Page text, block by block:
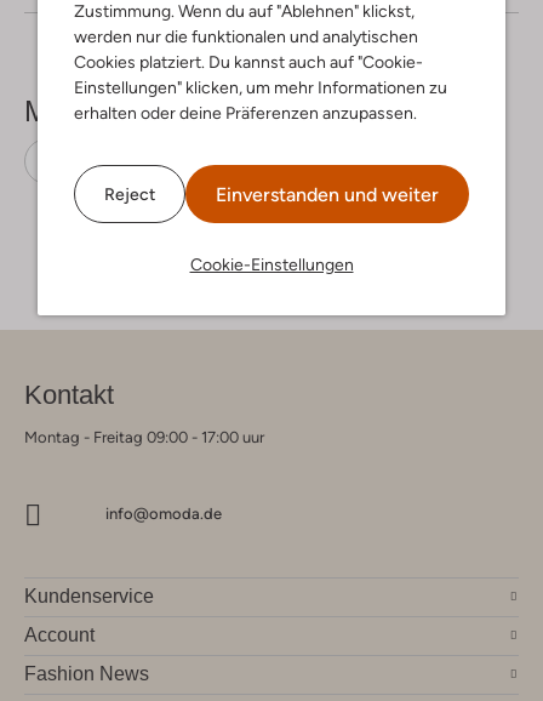
Zustimmung. Wenn du auf "Ablehnen" klickst,
werden nur die funktionalen und analytischen
Cookies platziert. Du kannst auch auf "Cookie-
Einstellungen" klicken, um mehr Informationen zu
erhalten oder deine Präferenzen anzupassen.
Reject Einverstanden und weiter
Cookie-Einstellungen
Mehr sehen
Sneaker Low Softwaves Stoff-Textil
Kontakt
Montag - Freitag 09:00 - 17:00 uur
info@omoda.de
Kundenservice
Account
Fashion News